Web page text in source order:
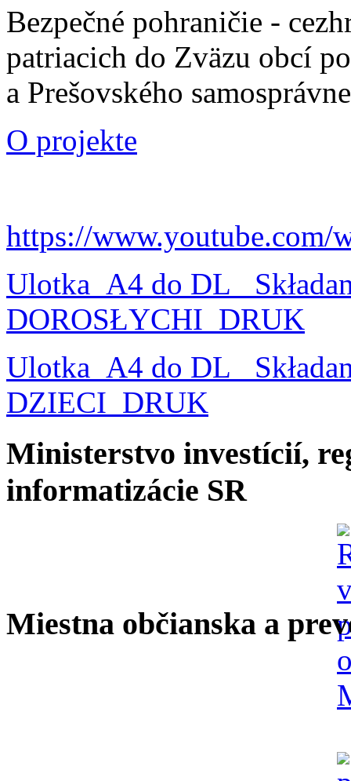
Bezpečné pohraničie -
patriacich do Zväzu obcí
a Prešovského
O projekte
https://www.youtube.com/
Ulotka_A4 do DL_
DOROSŁYCHI_DRUK
Ulotka_A4 do DL_
DZIECI_DRUK
Ministerstvo investícií,
informatizácie SR
Miestna občianska a